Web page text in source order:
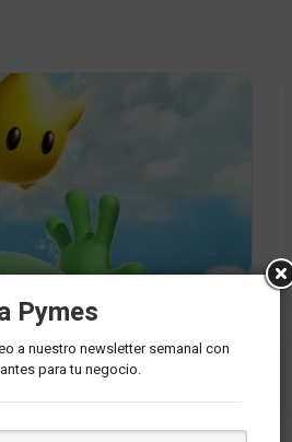
Pymes
a nuestro newsletter semanal con
para tu negocio.